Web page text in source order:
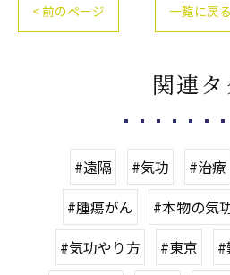
< 前のページ 一覧に戻る
関連タ
#遠隔 #気功 #治療
#腫瘍がん
#本物の気
#気功やり方
#東京 #